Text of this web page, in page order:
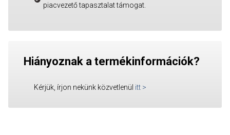
piacvezető tapasztalat támogat.
Hiányoznak a termékinformációk?
Kérjük, írjon nekünk közvetlenül itt >